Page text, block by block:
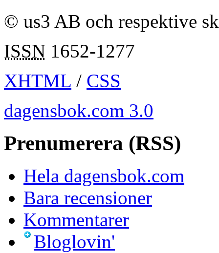
© us3 AB och respektive
ISSN 1652-1277
XHTML / CSS
dagensbok.com 3.0
Prenumerera (RSS)
Hela dagensbok.com
Bara recensioner
Kommentarer
Bloglovin'